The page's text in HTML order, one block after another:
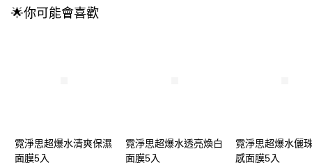
🌟你可能會喜歡
霓淨思超爆水清爽保濕
面膜5入
霓淨思超爆水透亮煥白
面膜5入
霓淨思超爆水儷
感面膜5入